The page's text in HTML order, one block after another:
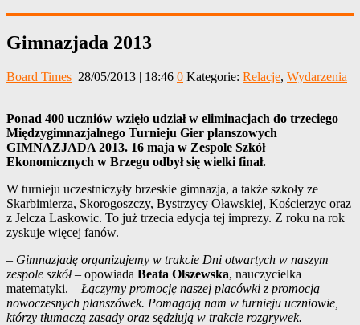
Gimnazjada 2013
Board Times 28/05/2013 | 18:46 0 Kategorie: Relacje, Wydarzenia
Ponad 400 uczniów wzięło udział w eliminacjach do trzeciego
Międzygimnazjalnego Turnieju Gier planszowych
GIMNAZJADA 2013. 16 maja w Zespole Szkół
Ekonomicznych w Brzegu odbył się wielki finał.
W turnieju uczestniczyły brzeskie gimnazja, a także szkoły ze
Skarbimierza, Skorogoszczy, Bystrzycy Oławskiej, Kościerzyc oraz
z Jelcza Laskowic. To już trzecia edycja tej imprezy. Z roku na rok
zyskuje więcej fanów.
– Gimnazjadę organizujemy w trakcie Dni otwartych w naszym
zespole szkół – opowiada Beata Olszewska, nauczycielka
matematyki. – Łączymy promocję naszej placówki z promocją
nowoczesnych planszówek. Pomagają nam w turnieju uczniowie,
którzy tłumaczą zasady oraz sędziują w trakcie rozgrywek.